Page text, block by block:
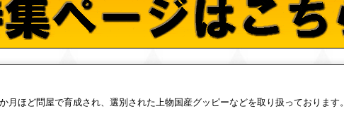
ほど問屋で育成され、選別された上物国産グッピーなどを取り扱っております。